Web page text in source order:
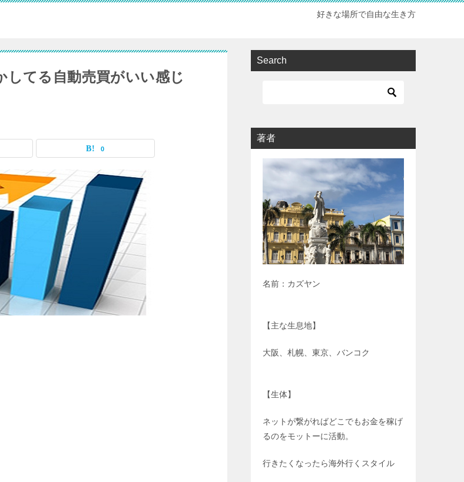
好きな場所で自由な生き方
してる自動売買がいい感じ
0
Search
著者
名前：カズヤン
【主な生息地】
大阪、札幌、東京、バンコク
【生体】
ネットが繋がればどこでもお金を稼げ
るのをモットーに活動。
行きたくなったら海外行くスタイル